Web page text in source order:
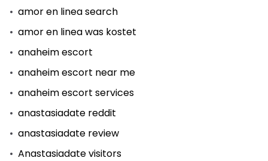
amor en linea search
amor en linea was kostet
anaheim escort
anaheim escort near me
anaheim escort services
anastasiadate reddit
anastasiadate review
Anastasiadate visitors